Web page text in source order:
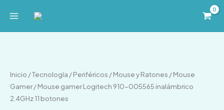
Inicio /Tecnología /Periféricos /Mouse y Ratones /Mouse
Gamer/ Mouse gamer Logitech 910-005565 inalámbrico
2.4GHz 11 botones
Logitech
910-
005565